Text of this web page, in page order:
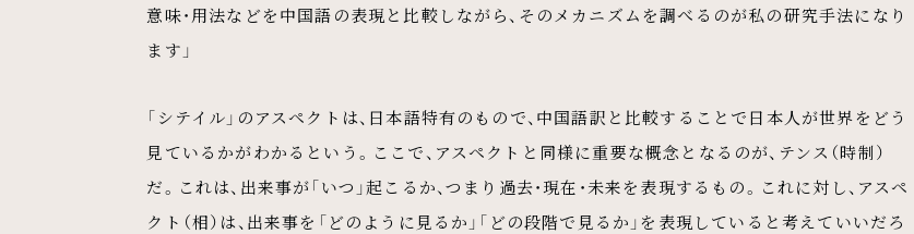
意味・用法などを中国語の表現と比較しながら、そのメカニズムを調べるのが私の研究手法になり
ます」
「シテイル」のアスペクトは、日本語特有のもので、中国語訳と比較することで日本人が世界をどう
見ているかがわかるという。ここで、アスペクトと同様に重要な概念となるのが、テンス（時制）
だ。これは、出来事が「いつ」起こるか、つまり過去・現在・未来を表現するもの。これに対し、アスペ
クト（相）は、出来事を「どのように見るか」「どの段階で見るか」を表現していると考えていいだろ